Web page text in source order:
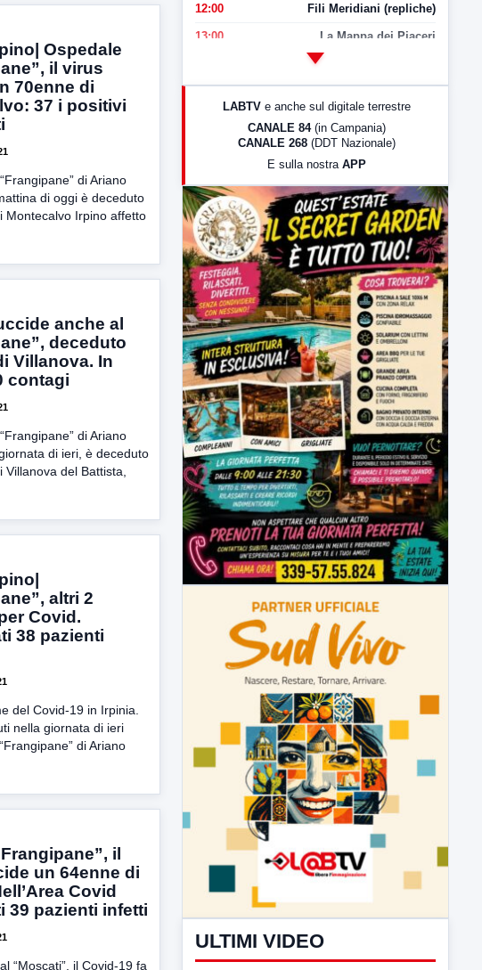
Ospedale
il virus
70enne di
37 i positivi
di Ariano
di oggi è deceduto
Montecalvo Irpino affetto
anche al
deceduto
Villanova. In
contagi
di Ariano
di ieri, è deceduto
Villanova del Battista,
altri 2
Covid.
38 pazienti
del Covid-19 in Irpinia.
nella giornata di ieri
di Ariano
il
un 64enne di
Covid
39 pazienti infetti
“Moscati”, il Covid-19 fa
12:00 Fili Meridiani (repliche)
13:00 La Mappa dei Piaceri
LabNews (Diretta)
23:00 LabNews (replica)
LABTV e anche sul digitale terrestre
CANALE 84 (in Campania)
CANALE 268 (DDT Nazionale)
E sulla nostra APP
ULTIMI VIDEO